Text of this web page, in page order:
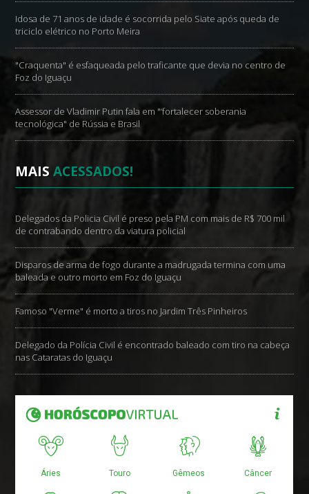
Idosa de 71 anos de idade é socorrida pelo Siate após queda de
triciclo elétrico no Porto Meira
"Craquenta" é esfaqueada pelo traficante que devia no centro de
Foz do Iguaçu
Assessor de Vladimir Putin fala em "‘fortalecer soberania
tecnológica" de Rússia e Brasil
MAISACESSADOS!
Delegados da Policia Civil é preso pela PM com mais de R$ 700 mil
de contrabando dentro da viatura policial
Disparos de arma de fogo durante a madrugada termina com uma
baleada e outro morto em Foz do Iguaçu
Famoso "Verme" é morto a tiros no Jardim Três Pinheiros
Delegado da Polícia Civil é encontrado baleado com tiro na cabeça
nas Cataratas do Iguaçu